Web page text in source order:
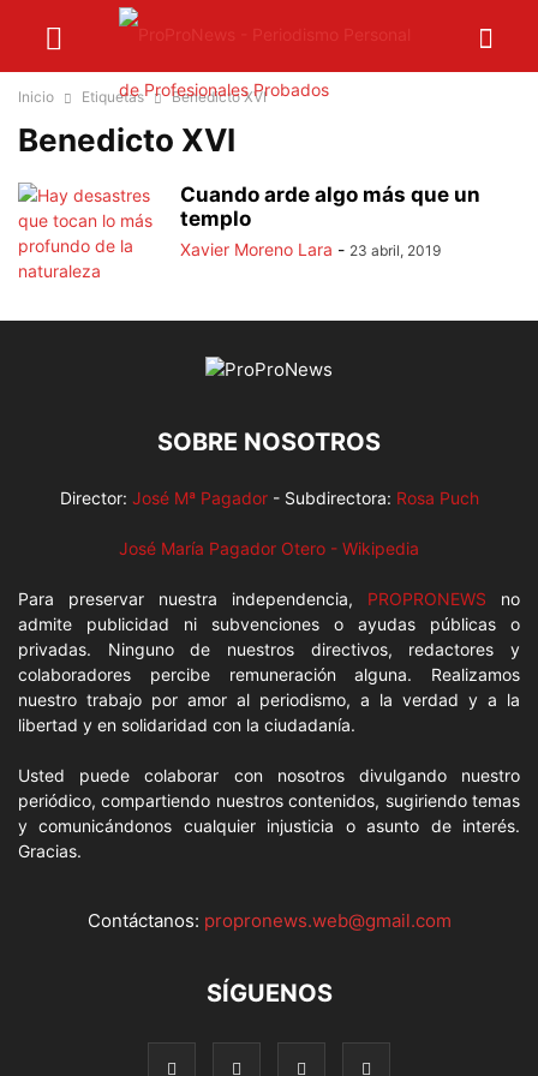
Inicio Etiquetas Benedicto XVI
Benedicto XVI
Cuando arde algo más que un
templo
Xavier Moreno Lara - 23 abril, 2019
SOBRE NOSOTROS
Director: José Mª Pagador- Subdirectora: Rosa Puch
José María Pagador Otero - Wikipedia
Para preservar nuestra independencia, PROPRONEWS no
admite publicidad ni subvenciones o ayudas públicas o
privadas. Ninguno de nuestros directivos, redactores y
colaboradores percibe remuneración alguna. Realizamos
nuestro trabajo por amor al periodismo, a la verdad y a la
libertad y en solidaridad con la ciudadanía.
Usted puede colaborar con nosotros divulgando nuestro
periódico, compartiendo nuestros contenidos, sugiriendo temas
y comunicándonos cualquier injusticia o asunto de interés.
Gracias.
Contáctanos: propronews.web@gmail.com
SÍGUENOS